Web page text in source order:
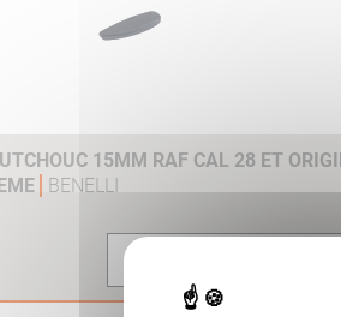
15MM RAF CAL 28 ET
BENELLI